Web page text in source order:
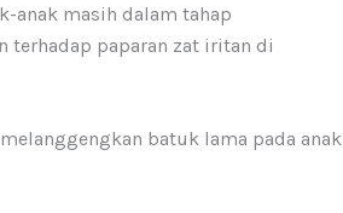
anak masih dalam tahap
terhadap paparan zat iritan di
batuk lama pada anak